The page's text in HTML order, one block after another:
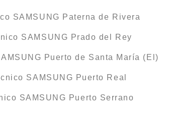
SAMSUNG Paterna de Rivera
SAMSUNG Prado del Rey
Puerto de Santa María (El)
SAMSUNG Puerto Real
SAMSUNG Puerto Serrano